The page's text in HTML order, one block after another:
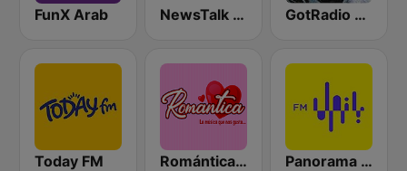
FunX Arab NewsTalk 106-108 GotRadio - R&B Classics
Today FM Romántica Radio Panorama FM